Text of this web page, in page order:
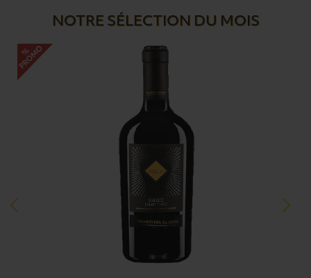
NOTRE SÉLECTION DU MOIS